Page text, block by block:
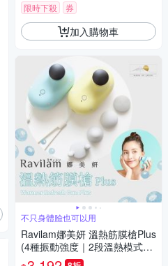
限時下殺 券
加入購物車
不只身體臉也可以用
Ravilam娜美妍 溫熱筋膜槍Plus
(4種振動強度｜2段溫熱模式｜
原廠授權)